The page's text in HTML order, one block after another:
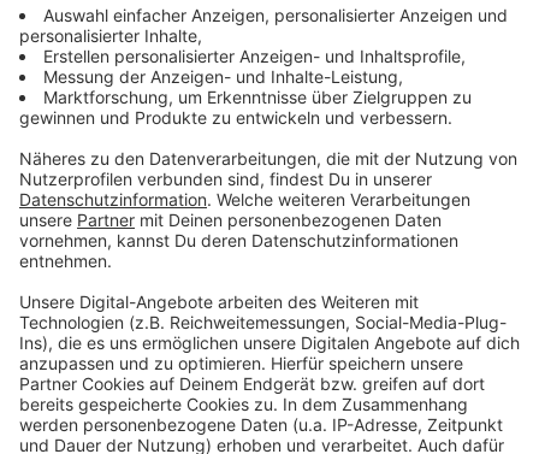
Hier kann man online Karten reservieren
Museen durften schon früher öffnen
Auch das Asphalt Festival kann stattfinden
Inzidenzen bundesweit unter 50
Anzeige